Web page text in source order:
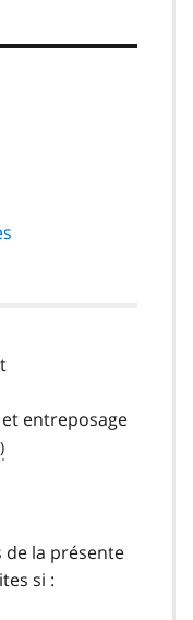
entreposage
de la présente
si :